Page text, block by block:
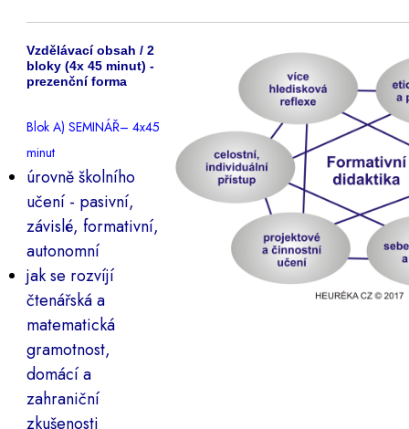
Vzdělávací obsah / 2
bloky (4x 45 minut) -
prezenční forma
Blok A) SEMINÁŘ– 4x45
minut
úrovně školního
učení - pasivní,
závislé, formativní,
autonomní
jak se rozvíjí
čtenářská a
matematická
gramotnost,
domácí a
zahraniční
zkušenosti